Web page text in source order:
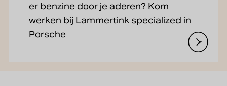
er benzine door je aderen? Kom
werken bij Lammertink specialized in
Porsche